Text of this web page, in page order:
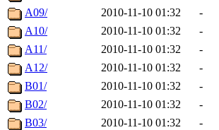
A09/
2010-11-10 01:32
-
A10/
2010-11-10 01:32
-
A11/
2010-11-10 01:32
-
A12/
2010-11-10 01:32
-
B01/
2010-11-10 01:32
-
B02/
2010-11-10 01:32
-
B03/
2010-11-10 01:32
-